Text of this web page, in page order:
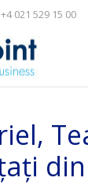
+4 021 529 15 00